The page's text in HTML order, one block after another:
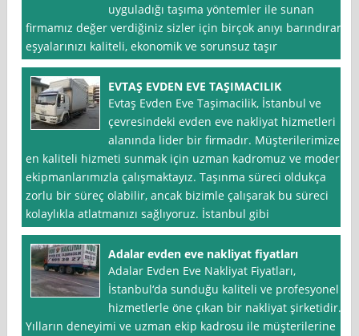
uyguladığı taşıma yöntemler ile sunan
firmamız değer verdiğiniz sizler için birçok anıyı barındıran
eşyalarınızı kaliteli, ekonomik ve sorunsuz taşır
EVTAŞ EVDEN EVE TAŞIMACILIK
Evtaş Evden Eve Taşimacilik, İstanbul ve
çevresindeki evden eve nakliyat hizmetleri
alanında lider bir firmadır. Müşterilerimize
en kaliteli hizmeti sunmak için uzman kadromuz ve modern
ekipmanlarımızla çalışmaktayız. Taşınma süreci oldukça
zorlu bir süreç olabilir, ancak bizimle çalışarak bu süreci
kolaylıkla atlatmanızı sağlıyoruz. İstanbul gibi
Adalar evden eve nakliyat fiyatları
Adalar Evden Eve Nakliyat Fiyatları,
İstanbul‘da sunduğu kaliteli ve profesyonel
hizmetlerle öne çıkan bir nakliyat şirketidir.
Yılların deneyimi ve uzman ekip kadrosu ile müşterilerine